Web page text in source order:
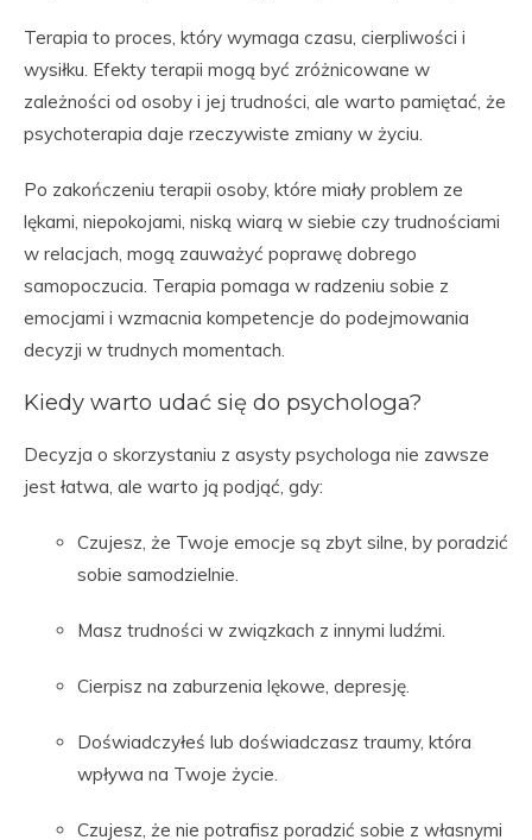
Terapia to proces, który wymaga czasu, cierpliwości i
wysiłku. Efekty terapii mogą być zróżnicowane w
zależności od osoby i jej trudności, ale warto pamiętać, że
psychoterapia daje rzeczywiste zmiany w życiu.
Po zakończeniu terapii osoby, które miały problem ze
lękami, niepokojami, niską wiarą w siebie czy trudnościami
w relacjach, mogą zauważyć poprawę dobrego
samopoczucia. Terapia pomaga w radzeniu sobie z
emocjami i wzmacnia kompetencje do podejmowania
decyzji w trudnych momentach.
Kiedy warto udać się do psychologa?
Decyzja o skorzystaniu z asysty psychologa nie zawsze
jest łatwa, ale warto ją podjąć, gdy:
Czujesz, że Twoje emocje są zbyt silne, by poradzić
sobie samodzielnie.
Masz trudności w związkach z innymi ludźmi.
Cierpisz na zaburzenia lękowe, depresję.
Doświadczyłeś lub doświadczasz traumy, która
wpływa na Twoje życie.
Czujesz, że nie potrafisz poradzić sobie z własnymi